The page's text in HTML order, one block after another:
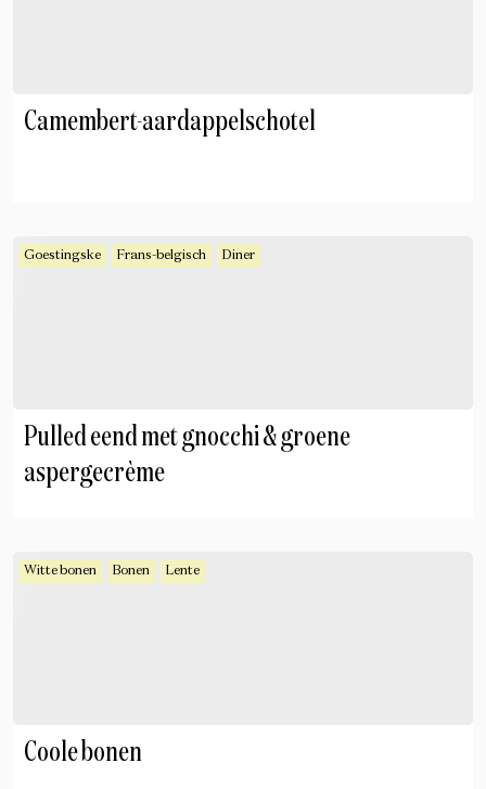
Camembert-aardappelschotel
Goestingske Frans-belgisch Diner
Pulled eend met gnocchi & groene
aspergecrème
Witte bonen Bonen Lente
Coole bonen